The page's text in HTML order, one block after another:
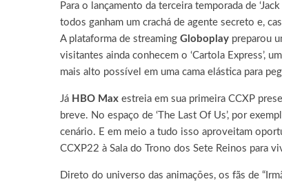
Para o lançamento da terceira temporada de
todos ganham um crachá de agente secreto e,
A plataforma de streaming Globoplay preparou
visitantes ainda conhecem o ‘Cartola Express’,
mais alto possível em uma cama elástica para
Já HBO Max estreia em sua primeira CCXP
breve. No espaço de ‘The Last Of Us’, por
cenário. E em meio a tudo isso aproveitam
CCXP22 à Sala do Trono dos Sete Reinos para
Direto do universo das animações, os fãs de